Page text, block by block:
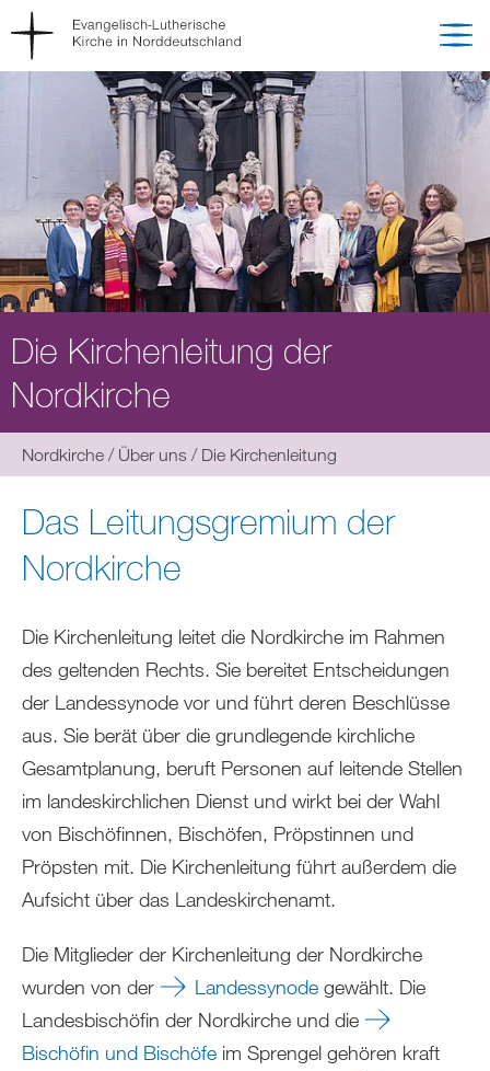
Die Kirchenleitung der
Nordkirche
Sie
befinden
sich
hier:
Nordkirche Über uns Die Kirchenleitung
Das Leitungsgremium der
Nordkirche
Die Kirchenleitung leitet die Nordkirche im Rahmen
des geltenden Rechts. Sie bereitet Entscheidungen
der Landessynode vor und führt deren Beschlüsse
aus. Sie berät über die grundlegende kirchliche
Gesamtplanung, beruft Personen auf leitende Stellen
im landeskirchlichen Dienst und wirkt bei der Wahl
von Bischöfinnen, Bischöfen, Pröpstinnen und
Pröpsten mit. Die Kirchenleitung führt außerdem die
Aufsicht über das Landeskirchenamt.
Die Mitglieder der Kirchenleitung der Nordkirche
wurden von der
Landessynode gewählt. Die
Landesbischöfin der Nordkirche und die
Bischöfin und Bischöfe im Sprengel gehören kraft